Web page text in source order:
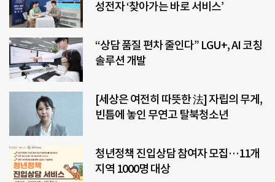
성전자 ‘찾아가는 바로 서비스’
“상담 품질 편차 줄인다” LGU+, AI 코칭
솔루션 개발
[세상은 여전히 따뜻한 法] 자립의 무게,
빈틈에 놓인 무연고 탈북청소년
청년정책 진입상담 참여자 모집…11개
지역 1000명 대상